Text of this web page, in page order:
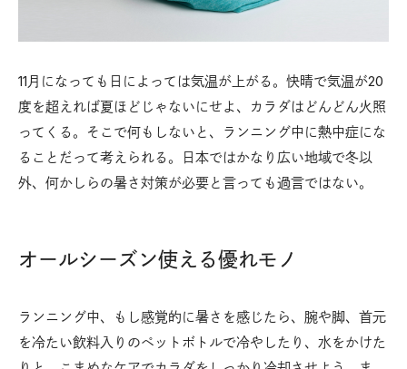
11月になっても日によっては気温が上がる。快晴で気温が20
度を超えれば夏ほどじゃないにせよ、カラダはどんどん火照
ってくる。そこで何もしないと、ランニング中に熱中症にな
ることだって考えられる。日本ではかなり広い地域で冬以
外、何かしらの暑さ対策が必要と言っても過言ではない。
オールシーズン使える優れモノ
ランニング中、もし感覚的に暑さを感じたら、腕や脚、首元
を冷たい飲料入りのペットボトルで冷やしたり、水をかけた